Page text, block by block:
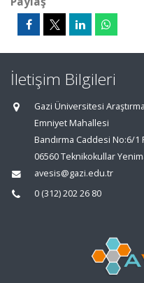
İletişim Bilgileri
Gazi Üniversitesi
Emniyet Mahallesi
Bandırma Caddesi No:6/1
06560 Teknikokullar
avesis@gazi.edu.tr
0 (312) 202 26 80